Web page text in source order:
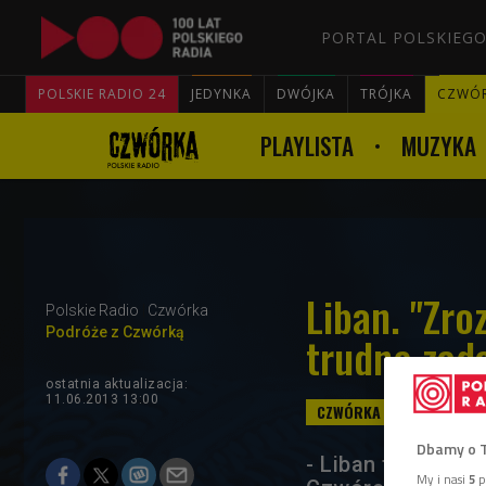
PORTAL
POLSKIE RADIO 24 JEDYNKA DWÓJKA TRÓJKA
PLAYLISTA MUZYKA
Polskie Radio
Czwórka
Podróże z Czwórką
Liban.
trudne
ostatnia aktualizacja:
11.06.2013 13:00
- Liban to kraj
Dbamy o
My i nasi 5